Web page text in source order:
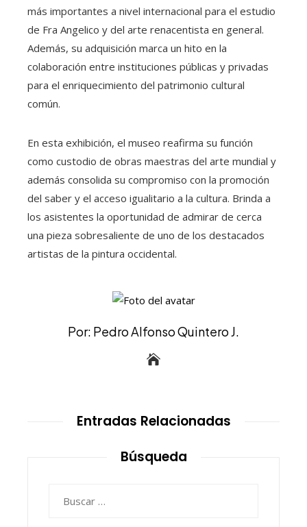
más importantes a nivel internacional para el estudio
de Fra Angelico y del arte renacentista en general.
Además, su adquisición marca un hito en la
colaboración entre instituciones públicas y privadas
para el enriquecimiento del patrimonio cultural
común.
En esta exhibición, el museo reafirma su función
como custodio de obras maestras del arte mundial y
además consolida su compromiso con la promoción
del saber y el acceso igualitario a la cultura. Brinda a
los asistentes la oportunidad de admirar de cerca
una pieza sobresaliente de uno de los destacados
artistas de la pintura occidental.
Por: Pedro Alfonso Quintero J.
Entradas Relacionadas
Búsqueda